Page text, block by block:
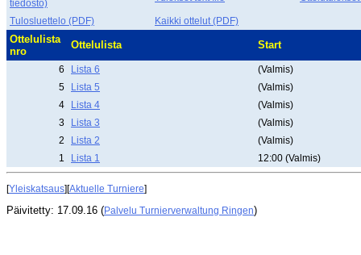
tiedosto)
Tulosluettelo (PDF) Kaikki ottelut (PDF)
Ottelulista
nro
Ottelulista Start
6 Lista 6
(Valmis)
5
Lista 5
(Valmis)
4
Lista 4
(Valmis)
3
Lista 3
(Valmis)
2
Lista 2
(Valmis)
1
Lista 1 12:00 (Valmis)
[Yleiskatsaus][Aktuelle Turniere]
Päivitetty: 17.09.16 (Palvelu Turnierverwaltung Ringen)